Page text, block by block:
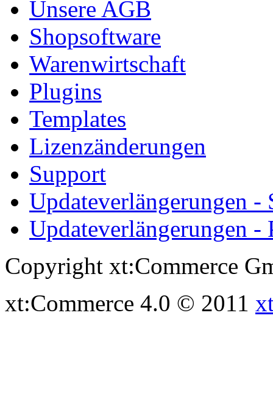
Unsere AGB
Shopsoftware
Warenwirtschaft
Plugins
Templates
Lizenzänderungen
Support
Updateverlängerungen -
Updateverlängerungen -
Copyright xt:Commerce
xt:Commerce 4.0 © 2011